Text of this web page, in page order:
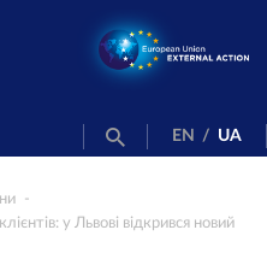
EN / UA
у Львові відкрився новий